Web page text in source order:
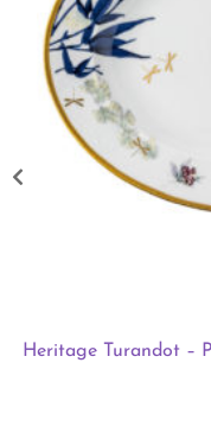
Heritage Turandot –